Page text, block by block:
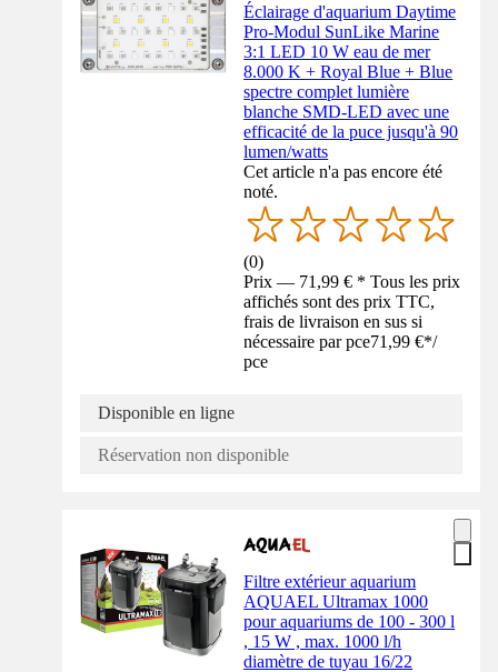
Éclairage d'aquarium Daytime
Pro-Modul SunLike Marine
3:1 LED 10 W eau de mer
8.000 K + Royal Blue + Blue
spectre complet lumière
blanche SMD-LED avec une
efficacité de la puce jusqu'à 90
lumen/watts
Cet article n'a pas encore été
noté.
(0)
Prix — 71,99 € * Tous les prix
affichés sont des prix TTC,
frais de livraison en sus si
nécessaire par pce71,99 €*/
pce
Disponible en ligne
Réservation non disponible
Filtre extérieur aquarium
AQUAEL Ultramax 1000
pour aquariums de 100 - 300 l
, 15 W , max. 1000 l/h
diamètre de tuyau 16/22